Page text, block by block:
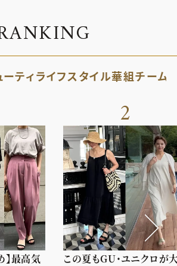
ANKING
ーティライフスタイル華組チーム
】最高気
2
この夏もGU・ユニクロが